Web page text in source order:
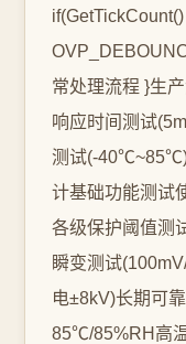
常处理流程 }生
响应时间测试
测试(-
计基础功能测试
各级保护阈值测
瞬变测试
电±8kV)长期可
85℃/85%RH高